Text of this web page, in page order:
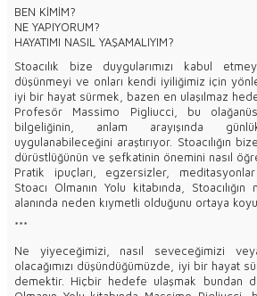
BEN KİMİM?
NE YAPIYORUM?
HAYATIMI NASIL YAŞAMALIYIM?
Stoacılık bize duygularımızı kabul
düşünmeyi ve onları kendi iyiliğimiz için
iyi bir hayat sürmek, bazen en ulaşılmaz
Profesör Massimo Pigliucci, bu
bilgeliğinin, anlam arayışında
uygulanabileceğini araştırıyor. Stoacılığın
dürüstlüğünün ve şefkatinin önemini nasıl
Pratik ipuçları, egzersizler,
Stoacı Olmanın Yolu kitabında, Stoacılığın
alanında neden kıymetli olduğunu ortaya
***
Ne yiyeceğimizi, nasıl seveceğimizi
olacağımızı düşündüğümüzde, iyi bir hayat
demektir. Hiçbir hedefe ulaşmak bundan